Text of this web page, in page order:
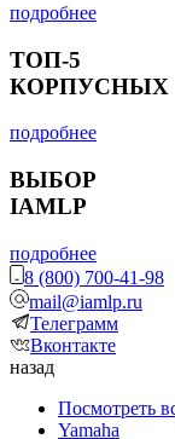
подробнее
ТОП-5
КОРПУСНЫХ
подробнее
ВЫБОР
IAMLP
подробнее
8 (800) 700-41-98
mail@iamlp.ru
Телеграмм
Вконтакте
назад
Посмотреть
Yamaha